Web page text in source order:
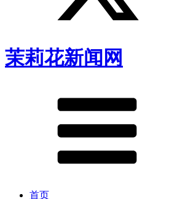
茉莉花新闻网
首页